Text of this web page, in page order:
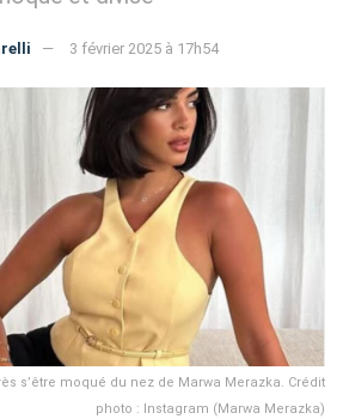
3 février 2025 à 17h54
s’être moqué du nez de Marwa Merazka. Crédit
photo : Instagram (Marwa Merazka)